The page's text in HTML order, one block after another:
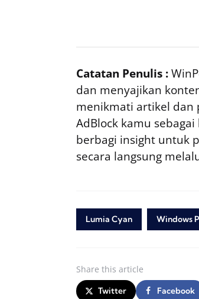
Catatan Penulis :
dan menyajikan
menikmati artikel dan
AdBlock kamu
berbagi insight untuk
secara langsung
Lumia Cyan Windows
Share this article
Twitter Facebook